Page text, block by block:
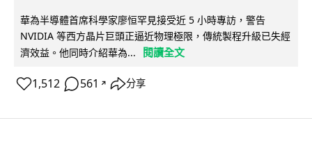
華為半導體首席科學家廖恒罕見接受近 5 小時專訪，警告
NVIDIA 等西方晶片巨頭正逼近物理極限，傳統製程升級已失經
濟效益。他同時介紹華為...
閱讀全文
1,512 561 ↗ 分享